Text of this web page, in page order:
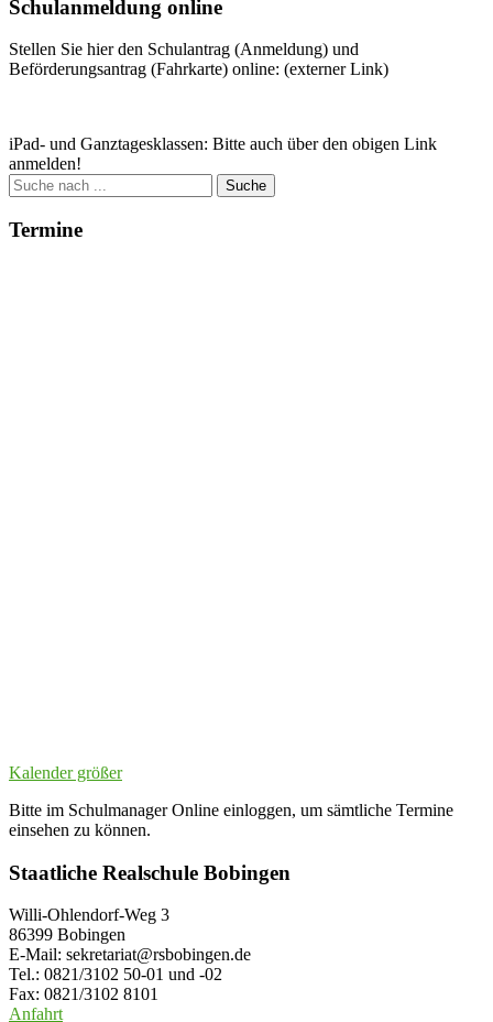
Schulanmeldung online
Stellen Sie hier den Schulantrag (Anmeldung) und
Beförderungsantrag (Fahrkarte) online: (externer Link)
iPad- und Ganztagesklassen: Bitte auch über den obigen Link
anmelden!
Suche
nach:
Termine
Kalender größer
Bitte im Schulmanager Online einloggen, um sämtliche Termine
einsehen zu können.
Staatliche Realschule Bobingen
Willi-Ohlendorf-Weg 3
86399 Bobingen
E-Mail: sekretariat@rsbobingen.de
Tel.: 0821/3102 50-01 und -02
Fax: 0821/3102 8101
Anfahrt